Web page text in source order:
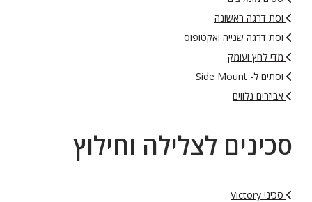
וסת דרגה ראשונה
וסת דרגה שנייה ואקטופוס
מדי לחץ ועומק
וסתים ל- Side Mount
אביזרים נלווים
סכינים לצלילה וחילוץ
סכיני Victory